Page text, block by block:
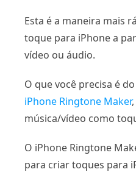
Esta é a maneira mais
toque para iPhone a
vídeo ou áudio.
O que você precisa é
iPhone Ringtone Maker
música/vídeo como
O iPhone Ringtone
para criar toques para